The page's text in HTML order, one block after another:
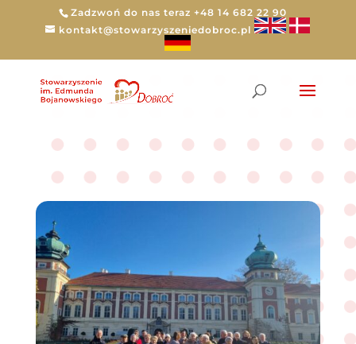
Zadzwoń do nas teraz +48 14 682 22 90
kontakt@stowarzyszeniedobroc.pl